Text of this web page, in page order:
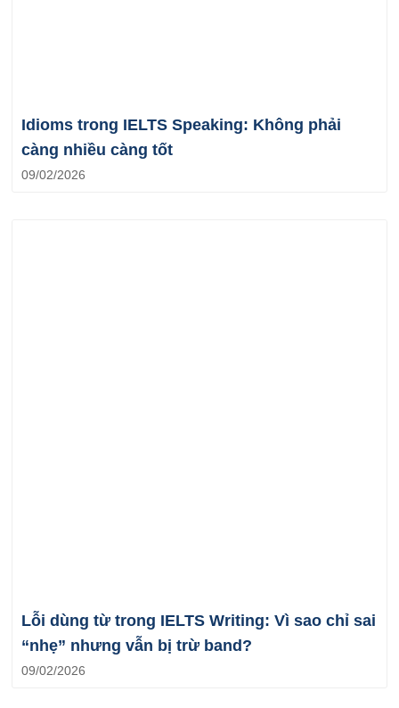
Idioms trong IELTS Speaking: Không phải
càng nhiều càng tốt
09/02/2026
Lỗi dùng từ trong IELTS Writing: Vì sao chỉ sai
“nhẹ” nhưng vẫn bị trừ band?
09/02/2026